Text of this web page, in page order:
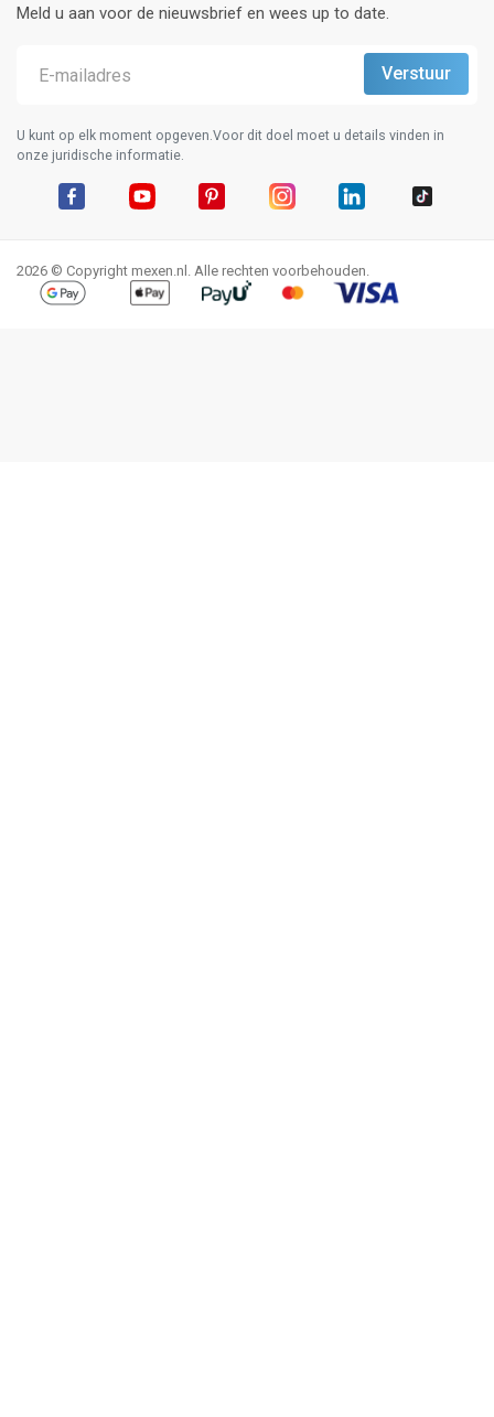
Meld u aan voor de nieuwsbrief en wees up to date.
U kunt op elk moment opgeven.Voor dit doel moet u details vinden in
onze juridische informatie.
2026 © Copyright mexen.nl. Alle rechten voorbehouden.